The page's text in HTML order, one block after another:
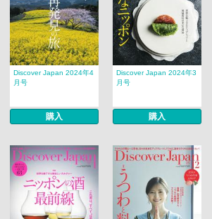
Discover Japan 2024年4
月号
購入
Discover Japan 2024年3
月号
購入